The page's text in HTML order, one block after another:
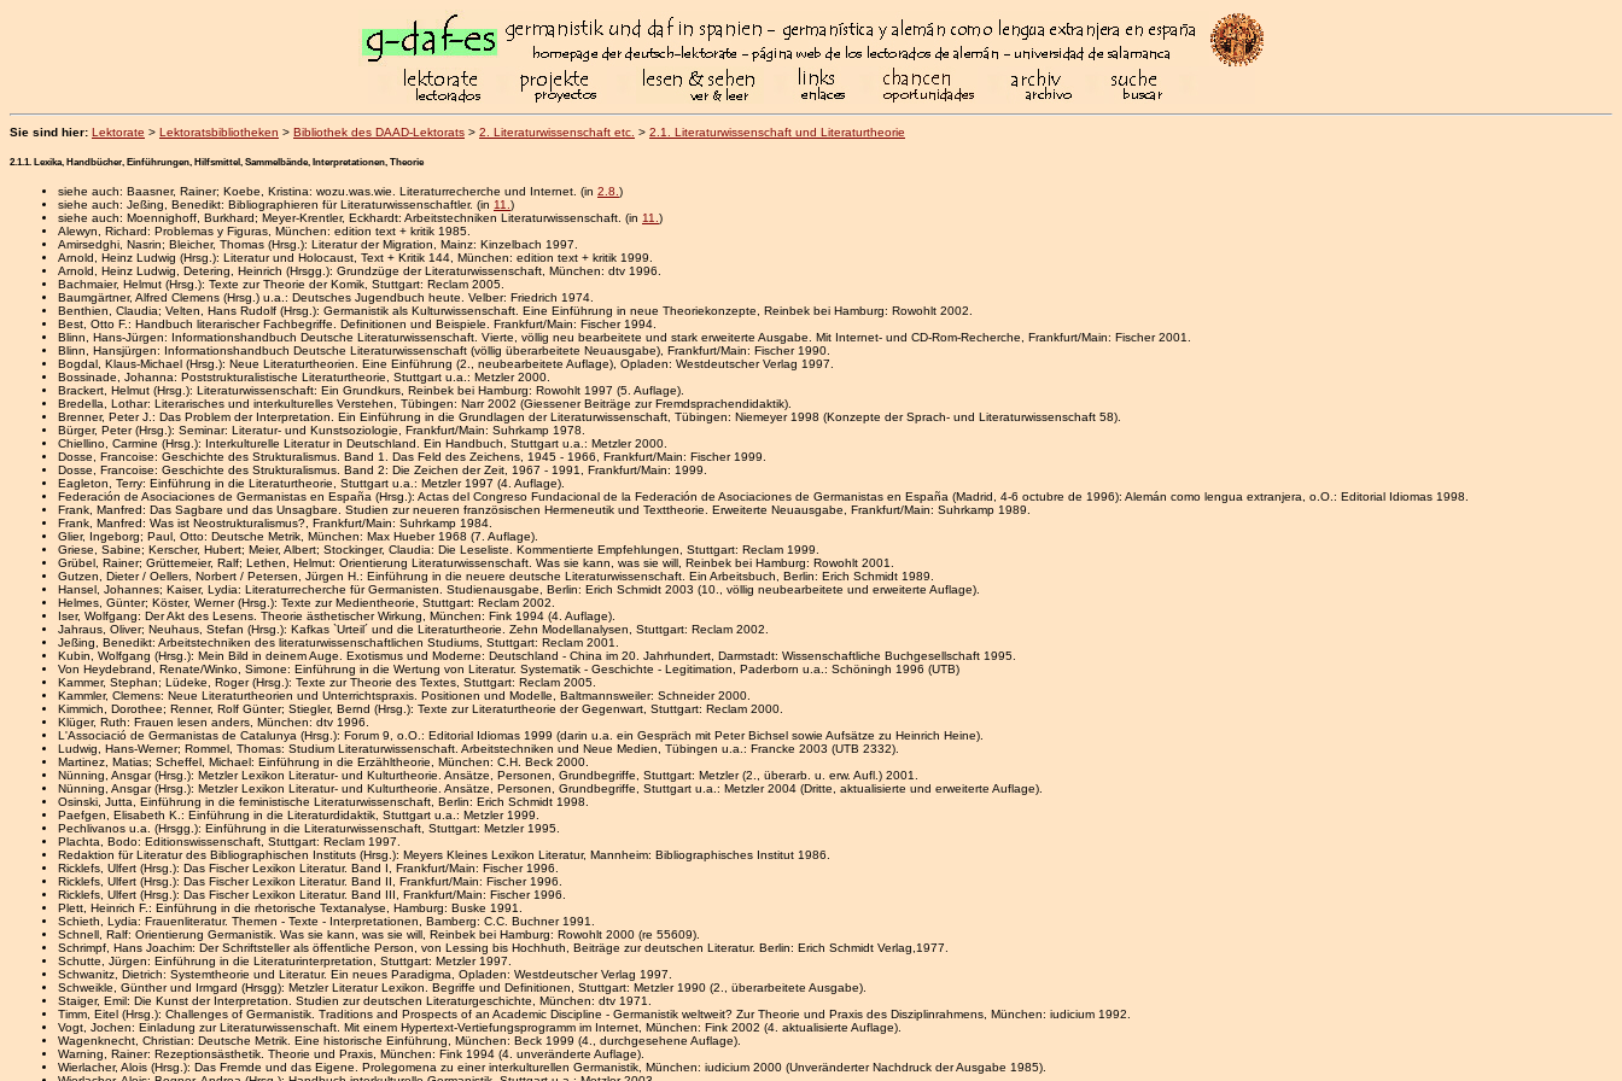
Sie sind hier: Lektorate > Lektoratsbibliotheken > Bibliothek des DAAD-Lektorats > 2. Literaturwissenschaft etc. > 2.1. Literaturwissenschaft und Literaturtheorie
2.1.1. Lexika, Handbücher, Einführungen, Hilfsmittel, Sammelbände, Interpretationen, Theorie
siehe auch: Baasner, Rainer; Koebe, Kristina: wozu.was.wie. Literaturrecherche und Internet. (in 2.8. )
siehe auch: Jeßing, Benedikt: Bibliographieren für Literaturwissenschaftler. (in 11. )
siehe auch: Moennighoff, Burkhard; Meyer-Krentler, Eckhardt: Arbeitstechniken Literaturwissenschaft. (in 11. )
Alewyn, Richard: Problemas y Figuras, München: edition text + kritik 1985.
Amirsedghi, Nasrin; Bleicher, Thomas (Hrsg.): Literatur der Migration, Mainz: Kinzelbach 1997.
Arnold, Heinz Ludwig (Hrsg.): Literatur und Holocaust, Text + Kritik 144, München: edition text + kritik 1999.
Arnold, Heinz Ludwig, Detering, Heinrich (Hrsgg.): Grundzüge der Literaturwissenschaft, München: dtv 1996.
Bachmaier, Helmut (Hrsg.): Texte zur Theorie der Komik, Stuttgart: Reclam 2005.
Baumgärtner, Alfred Clemens (Hrsg.) u.a.: Deutsches Jugendbuch heute. Velber: Friedrich 1974.
Benthien, Claudia; Velten, Hans Rudolf (Hrsg.): Germanistik als Kulturwissenschaft. Eine Einführung in neue Theoriekonzepte, Reinbek bei Hamburg: Rowohlt 2002.
Best, Otto F.: Handbuch literarischer Fachbegriffe. Definitionen und Beispiele. Frankfurt/Main: Fischer 1994.
Blinn, Hans-Jürgen: Informationshandbuch Deutsche Literaturwissenschaft. Vierte, völlig neu bearbeitete und stark erweiterte Ausgabe. Mit Internet- und CD-Rom-Recherche, Frankfurt/Main: Fischer 2001.
Blinn, Hansjürgen: Informationshandbuch Deutsche Literaturwissenschaft (völlig überarbeitete Neuausgabe), Frankfurt/Main: Fischer 1990.
Bogdal, Klaus-Michael (Hrsg.): Neue Literaturtheorien. Eine Einführung (2., neubearbeitete Auflage), Opladen: Westdeutscher Verlag 1997.
Bossinade, Johanna: Poststrukturalistische Literaturtheorie, Stuttgart u.a.: Metzler 2000.
Brackert, Helmut (Hrsg.): Literaturwissenschaft: Ein Grundkurs, Reinbek bei Hamburg: Rowohlt 1997 (5. Auflage).
Bredella, Lothar: Literarisches und interkulturelles Verstehen, Tübingen: Narr 2002 (Giessener Beiträge zur Fremdsprachendidaktik).
Brenner, Peter J.: Das Problem der Interpretation. Ein Einführung in die Grundlagen der Literaturwissenschaft, Tübingen: Niemeyer 1998 (Konzepte der Sprach- und Literaturwissenschaft 58).
Bürger, Peter (Hrsg.): Seminar: Literatur- und Kunstsoziologie, Frankfurt/Main: Suhrkamp 1978.
Chiellino, Carmine (Hrsg.): Interkulturelle Literatur in Deutschland. Ein Handbuch, Stuttgart u.a.: Metzler 2000.
Dosse, Francoise: Geschichte des Strukturalismus. Band 1. Das Feld des Zeichens, 1945 - 1966, Frankfurt/Main: Fischer 1999.
Dosse, Francoise: Geschichte des Strukturalismus. Band 2: Die Zeichen der Zeit, 1967 - 1991, Frankfurt/Main: 1999.
Eagleton, Terry: Einführung in die Literaturtheorie, Stuttgart u.a.: Metzler 1997 (4. Auflage).
Federación de Asociaciones de Germanistas en España (Hrsg.): Actas del Congreso Fundacional de la Federación de Asociaciones de Germanistas en España (Madrid, 4-6 octubre de 1996): Alemán como lengua extranjera, o.O.: Editorial Idiomas 1998.
Frank, Manfred: Das Sagbare und das Unsagbare. Studien zur neueren französischen Hermeneutik und Texttheorie. Erweiterte Neuausgabe, Frankfurt/Main: Suhrkamp 1989.
Frank, Manfred: Was ist Neostrukturalismus?, Frankfurt/Main: Suhrkamp 1984.
Glier, Ingeborg; Paul, Otto: Deutsche Metrik, München: Max Hueber 1968 (7. Auflage).
Griese, Sabine; Kerscher, Hubert; Meier, Albert; Stockinger, Claudia: Die Leseliste. Kommentierte Empfehlungen, Stuttgart: Reclam 1999.
Grübel, Rainer; Grüttemeier, Ralf; Lethen, Helmut: Orientierung Literaturwissenschaft. Was sie kann, was sie will, Reinbek bei Hamburg: Rowohlt 2001.
Gutzen, Dieter / Oellers, Norbert / Petersen, Jürgen H.: Einführung in die neuere deutsche Literaturwissenschaft. Ein Arbeitsbuch, Berlin: Erich Schmidt 1989.
Hansel, Johannes; Kaiser, Lydia: Literaturrecherche für Germanisten. Studienausgabe, Berlin: Erich Schmidt 2003 (10., völlig neubearbeitete und erweiterte Auflage).
Helmes, Günter; Köster, Werner (Hrsg.): Texte zur Medientheorie, Stuttgart: Reclam 2002.
Iser, Wolfgang: Der Akt des Lesens. Theorie ästhetischer Wirkung, München: Fink 1994 (4. Auflage).
Jahraus, Oliver; Neuhaus, Stefan (Hrsg.): Kafkas `Urteil´ und die Literaturtheorie. Zehn Modellanalysen, Stuttgart: Reclam 2002.
Jeßing, Benedikt: Arbeitstechniken des literaturwissenschaftlichen Studiums, Stuttgart: Reclam 2001.
Kubin, Wolfgang (Hrsg.): Mein Bild in deinem Auge. Exotismus und Moderne: Deutschland - China im 20. Jahrhundert, Darmstadt: Wissenschaftliche Buchgesellschaft 1995.
Von Heydebrand, Renate/Winko, Simone: Einführung in die Wertung von Literatur. Systematik - Geschichte - Legitimation, Paderborn u.a.: Schöningh 1996 (UTB)
Kammer, Stephan; Lüdeke, Roger (Hrsg.): Texte zur Theorie des Textes, Stuttgart: Reclam 2005.
Kammler, Clemens: Neue Literaturtheorien und Unterrichtspraxis. Positionen und Modelle, Baltmannsweiler: Schneider 2000.
Kimmich, Dorothee; Renner, Rolf Günter; Stiegler, Bernd (Hrsg.): Texte zur Literaturtheorie der Gegenwart, Stuttgart: Reclam 2000.
Klüger, Ruth: Frauen lesen anders, München: dtv 1996.
L'Associació de Germanistas de Catalunya (Hrsg.): Forum 9, o.O.: Editorial Idiomas 1999 (darin u.a. ein Gespräch mit Peter Bichsel sowie Aufsätze zu Heinrich Heine).
Ludwig, Hans-Werner; Rommel, Thomas: Studium Literaturwissenschaft. Arbeitstechniken und Neue Medien, Tübingen u.a.: Francke 2003 (UTB 2332).
Martinez, Matias; Scheffel, Michael: Einführung in die Erzähltheorie, München: C.H. Beck 2000.
Nünning, Ansgar (Hrsg.): Metzler Lexikon Literatur- und Kulturtheorie. Ansätze, Personen, Grundbegriffe, Stuttgart: Metzler (2., überarb. u. erw. Aufl.) 2001.
Nünning, Ansgar (Hrsg.): Metzler Lexikon Literatur- und Kulturtheorie. Ansätze, Personen, Grundbegriffe, Stuttgart u.a.: Metzler 2004 (Dritte, aktualisierte und erweiterte Auflage).
Osinski, Jutta, Einführung in die feministische Literaturwissenschaft, Berlin: Erich Schmidt 1998.
Paefgen, Elisabeth K.: Einführung in die Literaturdidaktik, Stuttgart u.a.: Metzler 1999.
Pechlivanos u.a. (Hrsgg.): Einführung in die Literaturwissenschaft, Stuttgart: Metzler 1995.
Plachta, Bodo: Editionswissenschaft, Stuttgart: Reclam 1997.
Redaktion für Literatur des Bibliographischen Instituts (Hrsg.): Meyers Kleines Lexikon Literatur, Mannheim: Bibliographisches Institut 1986.
Ricklefs, Ulfert (Hrsg.): Das Fischer Lexikon Literatur. Band I, Frankfurt/Main: Fischer 1996.
Ricklefs, Ulfert (Hrsg.): Das Fischer Lexikon Literatur. Band II, Frankfurt/Main: Fischer 1996.
Ricklefs, Ulfert (Hrsg.): Das Fischer Lexikon Literatur. Band III, Frankfurt/Main: Fischer 1996.
Plett, Heinrich F.: Einführung in die rhetorische Textanalyse, Hamburg: Buske 1991.
Schieth, Lydia: Frauenliteratur. Themen - Texte - Interpretationen, Bamberg: C.C. Buchner 1991.
Schnell, Ralf: Orientierung Germanistik. Was sie kann, was sie will, Reinbek bei Hamburg: Rowohlt 2000 (re 55609).
Schrimpf, Hans Joachim: Der Schriftsteller als öffentliche Person, von Lessing bis Hochhuth, Beiträge zur deutschen Literatur. Berlin: Erich Schmidt Verlag,1977.
Schutte, Jürgen: Einführung in die Literaturinterpretation, Stuttgart: Metzler 1997.
Schwanitz, Dietrich: Systemtheorie und Literatur. Ein neues Paradigma, Opladen: Westdeutscher Verlag 1997.
Schweikle, Günther und Irmgard (Hrsgg): Metzler Literatur Lexikon. Begriffe und Definitionen, Stuttgart: Metzler 1990 (2., überarbeitete Ausgabe).
Staiger, Emil: Die Kunst der Interpretation. Studien zur deutschen Literaturgeschichte, München: dtv 1971.
Timm, Eitel (Hrsg.): Challenges of Germanistik. Traditions and Prospects of an Academic Discipline - Germanistik weltweit? Zur Theorie und Praxis des Disziplinrahmens, München: iudicium 1992.
Vogt, Jochen: Einladung zur Literaturwissenschaft. Mit einem Hypertext-Vertiefungsprogramm im Internet, München: Fink 2002 (4. aktualisierte Auflage).
Wagenknecht, Christian: Deutsche Metrik. Eine historische Einführung, München: Beck 1999 (4., durchgesehene Auflage).
Warning, Rainer: Rezeptionsästhetik. Theorie und Praxis, München: Fink 1994 (4. unveränderte Auflage).
Wierlacher, Alois (Hrsg.): Das Fremde und das Eigene. Prolegomena zu einer interkulturellen Germanistik, München: iudicium 2000 (Unveränderter Nachdruck der Ausgabe 1985).